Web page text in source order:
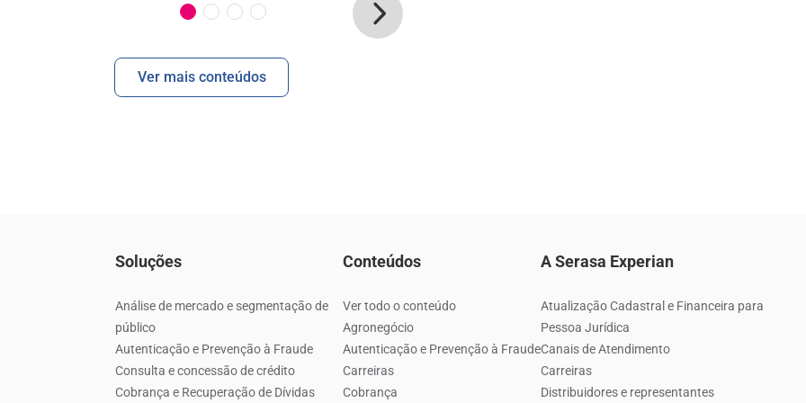
Ver mais conteúdos
Soluções
Análise de mercado e segmentação de
público
Autenticação e Prevenção à Fraude
Consulta e concessão de crédito
Cobrança e Recuperação de Dívidas
Conteúdos
Ver todo o conteúdo
Agronegócio
Autenticação e Prevenção à Fraude
Carreiras
Cobrança
A Serasa Experian
Atualização Cadastral e Financeira para
Pessoa Jurídica
Canais de Atendimento
Carreiras
Distribuidores e representantes